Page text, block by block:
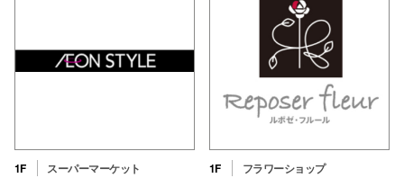
1F スーパーマーケット 1F フラワーショップ